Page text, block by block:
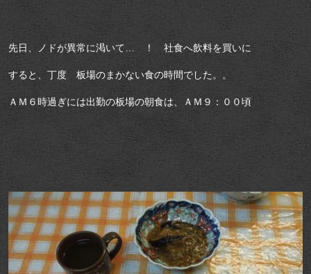
先日、ノドが異常に渇いて… ！ 社食へ飲料を買いに
すると、丁度 板場のまかない食の時間でした。。
ＡＭ６時過ぎには出勤の板場の朝食は、ＡＭ９：００頃